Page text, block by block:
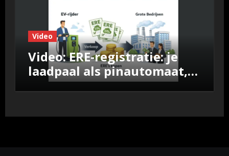
Video
Video: ERE-registratie: je
laadpaal als pinautomaat,
vergelijk de aanbieders